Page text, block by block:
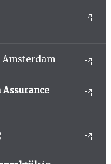
Amsterdam